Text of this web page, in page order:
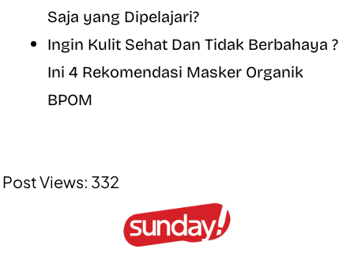
Saja yang Dipelajari?
Ingin Kulit Sehat Dan Tidak Berbahaya ?
Ini 4 Rekomendasi Masker Organik
BPOM
Post Views: 332